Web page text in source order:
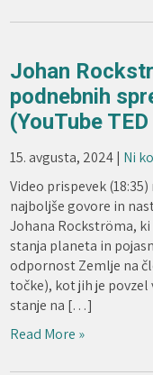
Johan
podnebnih
(YouTube
15. avgusta, 2024| Ni
Video prispevek
najboljše govore in
Johana Rockströma,
stanja planeta in
odpornost Zemlje na
točke), kot jih je
stanje na […]
Read More »